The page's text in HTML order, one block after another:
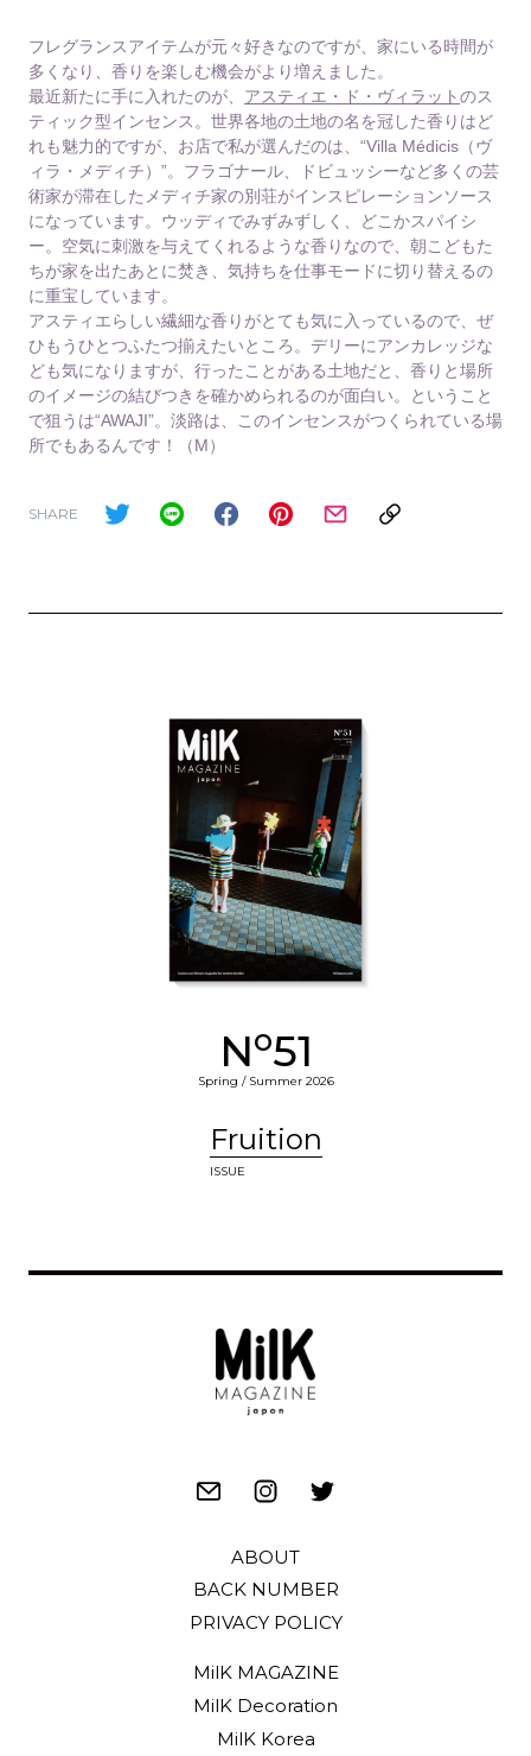
フレグランスアイテムが元々好きなのですが、家にいる時間が
多くなり、香りを楽しむ機会がより増えました。
最近新たに手に入れたのが、 アスティエ・ド・ヴィラットのス
ティック型インセンス。世界各地の土地の名を冠した香りはど
れも魅力的ですが、お店で私が選んだのは、“Villa Médicis（ヴ
ィラ・メディチ）”。フラゴナール、ドビュッシーなど多くの芸
術家が滞在したメディチ家の別荘がインスピレーションソース
になっています。ウッディでみずみずしく、どこかスパイシ
ー。空気に刺激を与えてくれるような香りなので、朝こどもた
ちが家を出たあとに焚き、気持ちを仕事モードに切り替えるの
に重宝しています。
アスティエらしい繊細な香りがとても気に入っているので、ぜ
ひもうひとつふたつ揃えたいところ。デリーにアンカレッジな
ども気になりますが、行ったことがある土地だと、香りと場所
のイメージの結びつきを確かめられるのが面白い。ということ
で狙うは“AWAJI”。淡路は、このインセンスがつくられている場
所でもあるんです！（M）
SHARE
No51
Spring / Summer 2026
Fruition
ISSUE
ABOUT
BACK NUMBER
PRIVACY POLICY
MilK MAGAZINE
MilK Decoration
MilK Korea